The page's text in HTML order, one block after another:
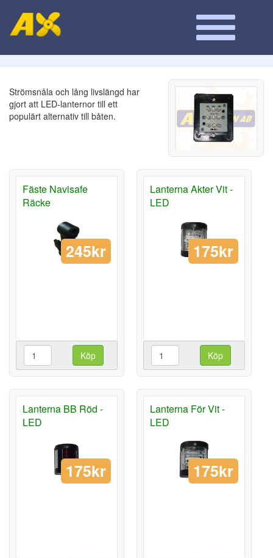
Strömsnåla och lång livslängd har
gjort att LED-lanternor till ett
populärt alternativ till båten.
Fäste Navisafe
Räcke
245kr
Köp
Lanterna Akter Vit -
LED
175kr
Köp
Lanterna BB Röd -
LED
175kr
Lanterna För Vit -
LED
175kr